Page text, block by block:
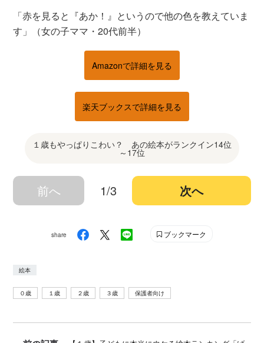
「赤を見ると『あか！』というので他の色を教えていま
す」（女の子ママ・20代前半）
Amazonで詳細を見る
楽天ブックスで詳細を見る
１歳もやっぱりこわい？ あの絵本がランクイン14位
～17位
前へ 1/3 次へ
share ブックマーク
絵本
０歳 １歳 ２歳 ３歳 保護者向け